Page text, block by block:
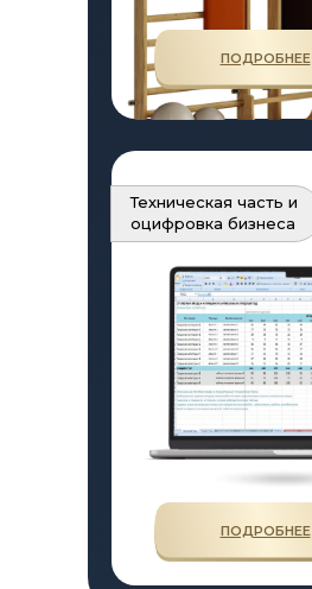
Техническая часть и
оцифровка бизнеса
ПОДРОБНЕЕ
ПОДРОБНЕЕ